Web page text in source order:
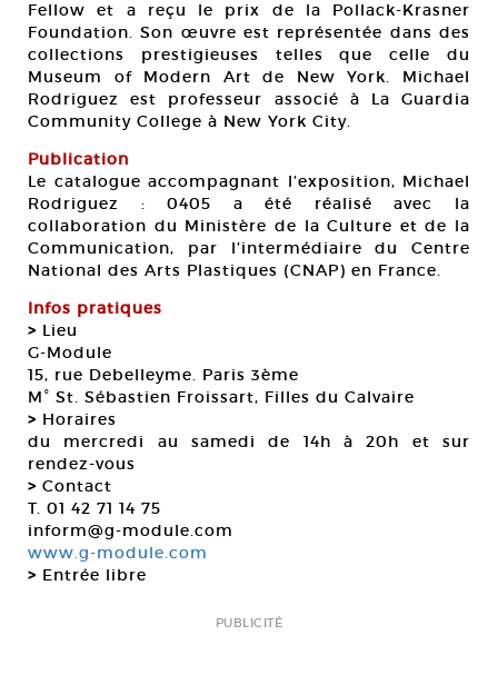
Fellow et a reçu le prix de la Pollack-Krasner
Foundation. Son œuvre est représentée dans des
collections prestigieuses telles que celle du
Museum of Modern Art de New York. Michael
Rodriguez est professeur associé à La Guardia
Community College à New York City.
Publication
Le catalogue accompagnant l’exposition, Michael
Rodriguez : 0405 a été réalisé avec la
collaboration du Ministère de la Culture et de la
Communication, par l’intermédiaire du Centre
National des Arts Plastiques (CNAP) en France.
Infos pratiques
> Lieu
G-Module
15, rue Debelleyme. Paris 3ème
M° St. Sébastien Froissart, Filles du Calvaire
> Horaires
du mercredi au samedi de 14h à 20h et sur
rendez-vous
> Contact
T. 01 42 71 14 75
inform@g-module.com
www.g-module.com
> Entrée libre
PUBLICITÉ